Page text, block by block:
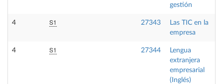
gestión
4 S1 27343
Las TIC en la
empresa
4 S1 27344
Lengua
extranjera
empresarial
(Inglés)